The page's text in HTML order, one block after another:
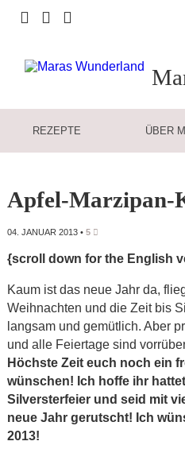
REZEPTE ÜBER
Apfel-Marzipan-
04. JANUAR 2013• 5
{scroll down for the English
Kaum ist das neue Jahr da,
Weihnachten und die Zeit bis
langsam und gemütlich. Aber
und alle Feiertage sind
Höchste Zeit euch noch ein
wünschen! Ich hoffe ihr
Silversterfeier und seid mit
neue Jahr gerutscht! Ich
2013!